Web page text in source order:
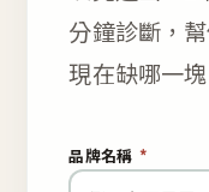
分鐘診斷，
現在缺哪一塊
品牌名稱 *